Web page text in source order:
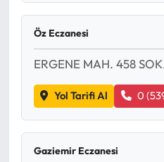
Öz Eczanesi
ERGENE MAH. 458
Yol Tarifi Al 0
Gaziemir Eczanesi